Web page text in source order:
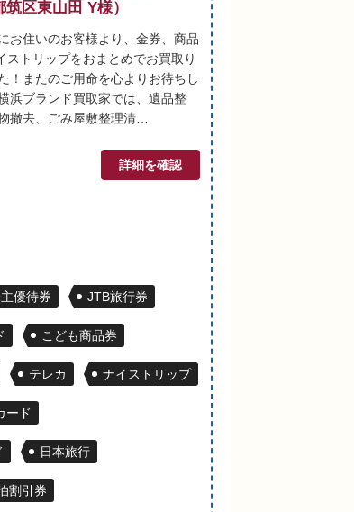
区東山田 Y様）
お住いのお客様より、金券、商品
ストリップをおまとめでお買取り
！またのご用命を心よりお待ちし
浜ブランド買取家では、遺品整
撤去、ごみ屋敷整理清…
詳細を確認
優待券 JTB旅行券
こども商品券
テレカ ナイストリップ
ード
日本旅行
割引券